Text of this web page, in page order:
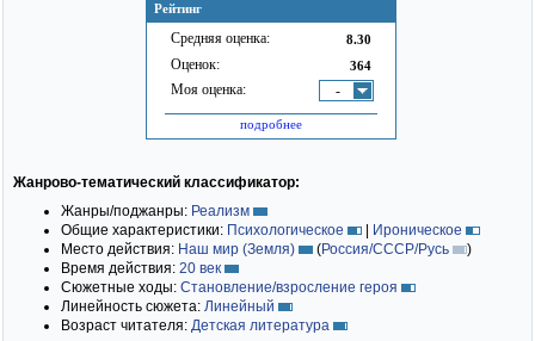
Рейтинг
Средняя оценка: 8.30
Оценок: 364
Моя оценка: -
подробнее
Жанрово-тематический классификатор:
Жанры/поджанры: Реализм
Общие характеристики: Психологическое | Ироническое
Место действия: Наш мир (Земля) (Россия/СССР/Русь
)
Время действия: 20 век
Сюжетные ходы: Становление/взросление героя
Линейность сюжета: Линейный
Возраст читателя: Детская литература